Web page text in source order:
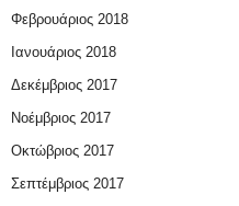
Φεβρουάριος 2018
Ιανουάριος 2018
Δεκέμβριος 2017
Νοέμβριος 2017
Οκτώβριος 2017
Σεπτέμβριος 2017